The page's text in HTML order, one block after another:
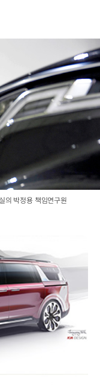
의 박정용 책임연구원